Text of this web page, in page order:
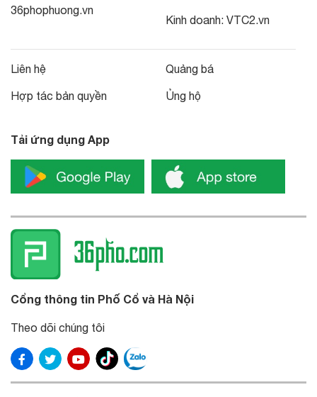
36phophuong.vn
Kinh doanh: VTC2.vn
Liên hệ
Hợp tác bản quyền
Quảng bá
Ủng hộ
Tải ứng dụng App
Cổng thông tin Phố Cổ và Hà Nội
Theo dõi chúng tôi